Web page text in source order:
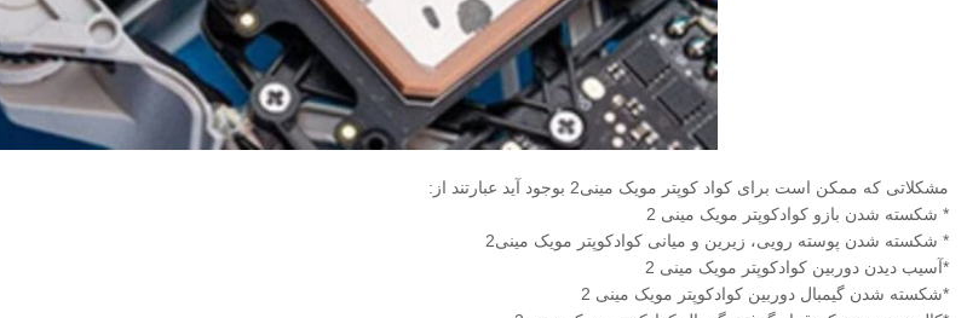
مشکلاتی که ممکن است برای کواد کوپتر مویک مینی2 بوجود آید عبارتند از:
* شکسته شدن بازو کوادکوپتر مویک مینی 2
* شکسته شدن پوسته رویی، زیرین و میانی کوادکوپتر مویک مینی2
*آسیب دیدن دوربین کوادکوپتر مویک مینی 2
*شکسته شدن گیمبال دوربین کوادکوپتر مویک مینی 2